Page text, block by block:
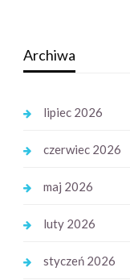
Archiwa
lipiec 2026
czerwiec 2026
maj 2026
luty 2026
styczeń 2026